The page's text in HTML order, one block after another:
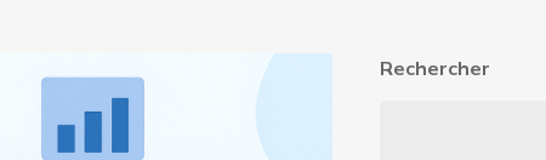
Rechercher